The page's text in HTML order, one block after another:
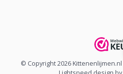
© Copyright 2026 Kittenenlijmen.nl